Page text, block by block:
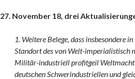
27. November 18, drei
1. Weitere Belege, dass insbesondere
Standort des von Welt-imperialistisch
Militär-industriell profitgeil
deutschen Schwerindustriellen und